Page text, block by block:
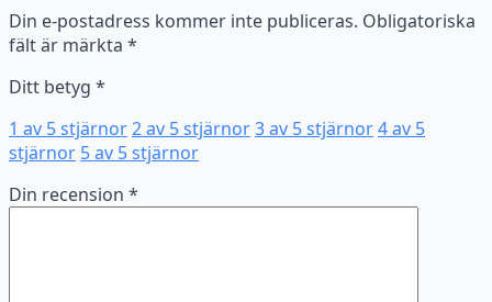
Din e-postadress kommer inte publiceras. Obligatoriska
fält är märkta *
Ditt betyg *
1 av 5 stjärnor2 av 5 stjärnor3 av 5 stjärnor4 av 5
stjärnor 5 av 5 stjärnor
Din recension *